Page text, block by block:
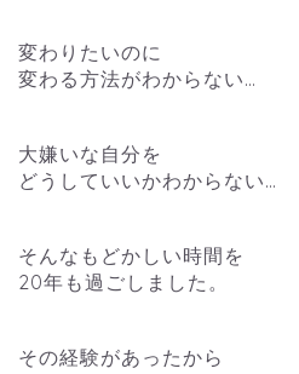
変わりたいのに
変わる方法がわからない…
大嫌いな自分を
どうしていいかわからない…
そんなもどかしい時間を
20年も過ごしました。
その経験があったから